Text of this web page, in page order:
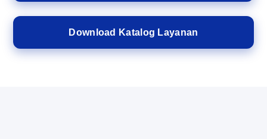
Download Katalog Layanan